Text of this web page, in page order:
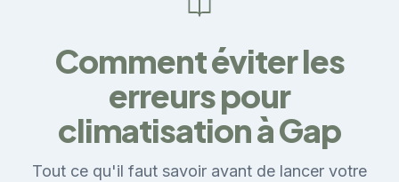
Comment éviter les
erreurs pour
climatisation à Gap
Tout ce qu'il faut savoir avant de lancer votre